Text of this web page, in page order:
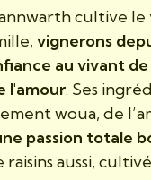
cultive le
vignerons
au vivant
l'amour. Ses
woua, de
passion totale
raisins aussi,